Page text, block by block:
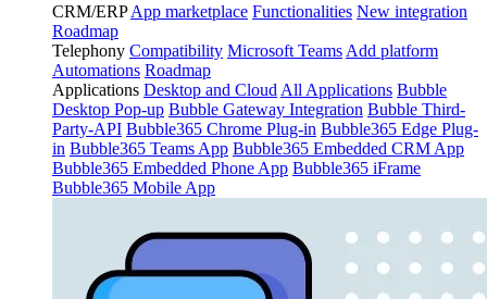
CRM/ERP App marketplace Functionalities New integration
Roadmap
Telephony Compatibility Microsoft Teams Add platform
Automations Roadmap
Applications Desktop and Cloud All Applications Bubble
Desktop Pop-up Bubble Gateway Integration Bubble Third-
Party-API Bubble365 Chrome Plug-in Bubble365 Edge Plug-
in Bubble365 Teams App Bubble365 Embedded CRM App
Bubble365 Embedded Phone App Bubble365 iFrame
Bubble365 Mobile App